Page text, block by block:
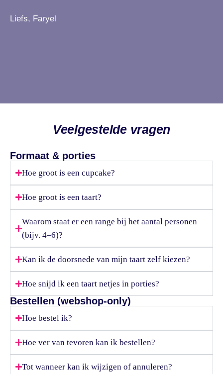
Liefs, Faryel
Veelgestelde vragen
Formaat & porties
Hoe groot is een cupcake?
Hoe groot is een taart?
Waarom staat er een range bij het aantal personen
(bijv. 4–6)?
Kan ik de doorsnede van mijn taart zelf kiezen?
Hoe snijd ik een taart netjes in porties?
Bestellen (webshop-only)
Hoe bestel ik?
Hoe ver van tevoren kan ik bestellen?
Tot wanneer kan ik wijzigen of annuleren?